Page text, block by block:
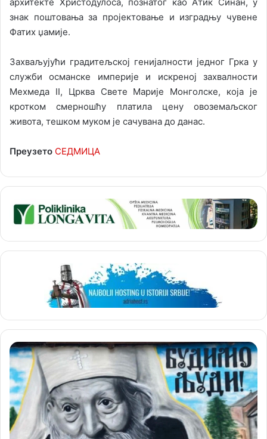
знак поштовања за пројектовање и изградњу чувене
Фатих џамије.
Захваљујући градитељској генијалности једног Грка у
служби османске империје и искреној захвалности
Мехмеда II, Црква Свете Марије Монголске, која је
кротком смерношћу платила цену овоземаљског
живота, тешком муком је сачувана до данас.
Преузето СЕДМИЦА